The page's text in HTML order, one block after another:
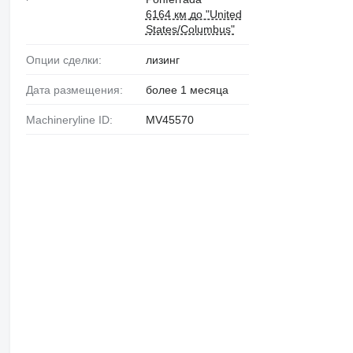
6164 км до "United
States/Columbus"
Опции сделки: лизинг
Дата размещения: более 1 месяца
Machineryline ID: MV45570